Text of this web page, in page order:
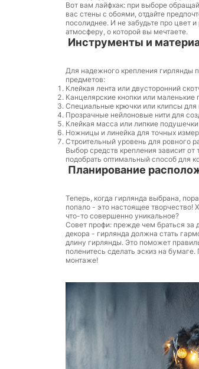
Вот вам лайфхак: при выборе
вас стены с обоями, отдайте
посолиднее. И не забудьте про цвет
атмосферу, о которой вы мечтаете.
Инструменты и
Для надежного крепления гирлянды
предметов:
Клейкая лента или двусторонний
Канцелярские кнопки или
Специальные крючки или клипсы для
Прозрачные нейлоновые нити для
Клейкая масса или липкие
Ножницы и линейка для точных
Строительный уровень для ровного
Выбор средств крепления зависит
подобрать оптимальный способ для
Планирование
Теперь, когда гирлянда выбрана,
попало - это настоящее творчество!
что-то совершенно уникальное?
Совет профи: прежде чем браться за
декора - гирлянда должна стать
длину гирлянды. Это поможет
поленитесь сделать эскиз на
монтаже!